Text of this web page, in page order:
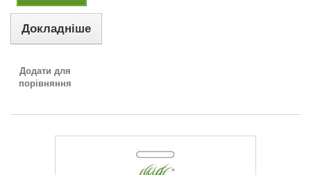
Докладніше
Додати для
порівняння